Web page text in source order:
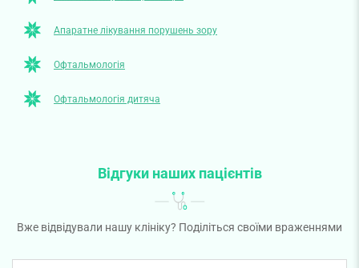
Апаратне лікування порушень зору
Офтальмологія
Офтальмологія дитяча
Відгуки наших пацієнтів
Вже відвідували нашу клініку? Поділіться своїми враженнями